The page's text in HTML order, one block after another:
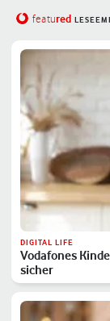
featured
DIGITAL LIFE
Vodafones
sicher